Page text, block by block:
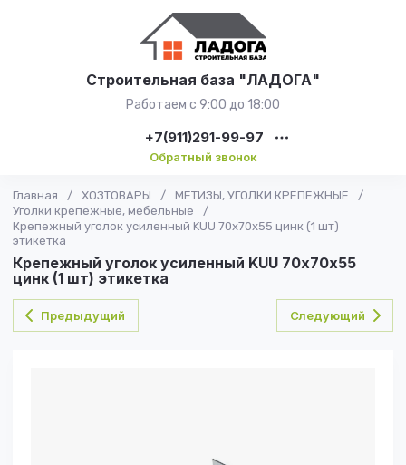
Строительная база "ЛАДОГА"
Работаем с 9:00 до 18:00
+7(911)291-99-97
Обратный звонок
Главная / ХОЗТОВАРЫ / МЕТИЗЫ, УГОЛКИ КРЕПЕЖНЫЕ
/
Уголки крепежные, мебельные
/
Крепежный уголок усиленный KUU 70х70х55 цинк (1 шт)
этикетка
Крепежный уголок усиленный KUU 70х70х55
цинк (1 шт) этикетка
Предыдущий Следующий